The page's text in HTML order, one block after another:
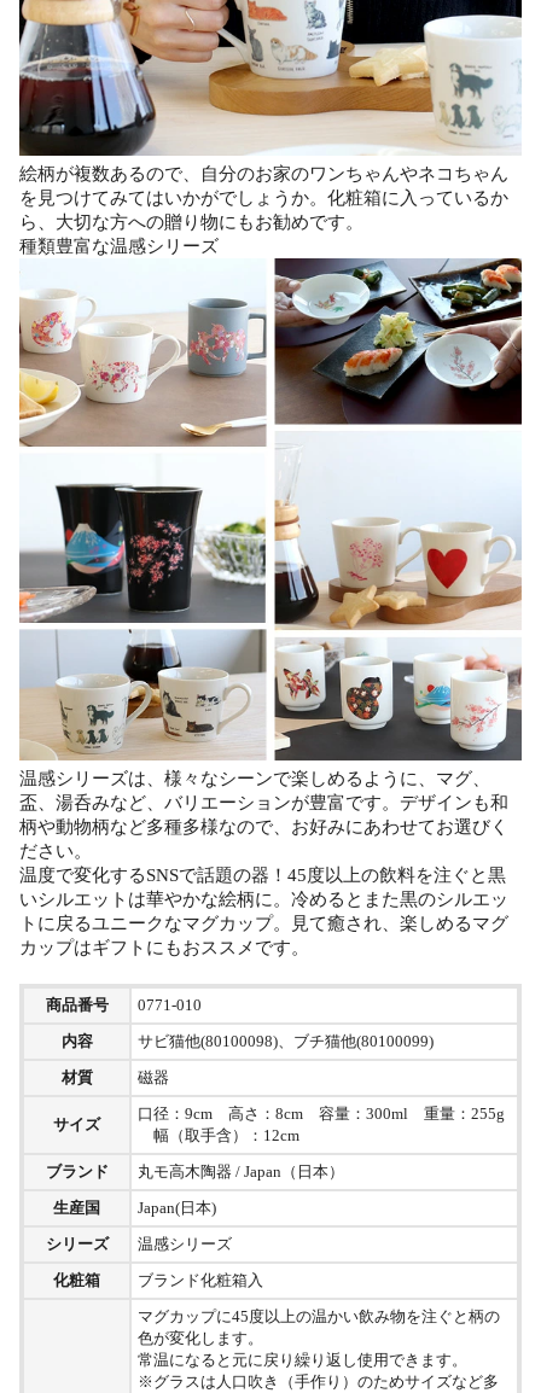
絵柄が複数あるので、自分のお家のワンちゃんやネコちゃん
を見つけてみてはいかがでしょうか。化粧箱に入っているか
ら、大切な方への贈り物にもお勧めです。
種類豊富な温感シリーズ
温感シリーズは、様々なシーンで楽しめるように、マグ、
盃、湯呑みなど、バリエーションが豊富です。デザインも和
柄や動物柄など多種多様なので、お好みにあわせてお選びく
ださい。
温度で変化するSNSで話題の器！45度以上の飲料を注ぐと黒
いシルエットは華やかな絵柄に。冷めるとまた黒のシルエッ
トに戻るユニークなマグカップ。見て癒され、楽しめるマグ
カップはギフトにもおススメです。
商品番号
0771-010
内容
サビ猫他(80100098)、ブチ猫他(80100099)
材質
磁器
サイズ
口径：9cm 高さ：8cm 容量：300ml 重量：255g
幅（取手含）：12cm
ブランド
丸モ高木陶器 / Japan（日本）
生産国
Japan(日本)
シリーズ
温感シリーズ
化粧箱
ブランド化粧箱入
マグカップに45度以上の温かい飲み物を注ぐと柄の
色が変化します。
常温になると元に戻り繰り返し使用できます。
※グラスは人口吹き（手作り）のためサイズなど多